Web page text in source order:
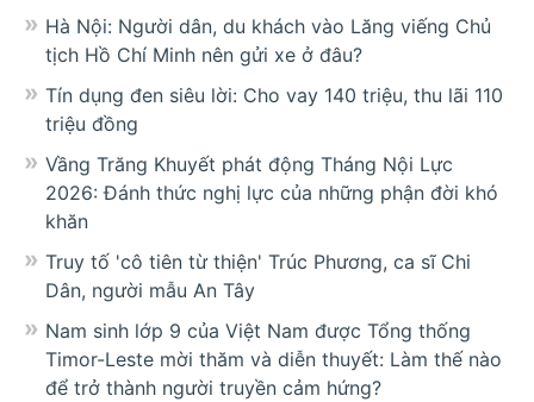
Hà Nội: Người dân, du khách vào Lăng viếng Chủ
tịch Hồ Chí Minh nên gửi xe ở đâu?
Tín dụng đen siêu lời: Cho vay 140 triệu, thu lãi 110
triệu đồng
Vầng Trăng Khuyết phát động Tháng Nội Lực
2026: Đánh thức nghị lực của những phận đời khó
khăn
Truy tố 'cô tiên từ thiện' Trúc Phương, ca sĩ Chi
Dân, người mẫu An Tây
Nam sinh lớp 9 của Việt Nam được Tổng thống
Timor-Leste mời thăm và diễn thuyết: Làm thế nào
để trở thành người truyền cảm hứng?